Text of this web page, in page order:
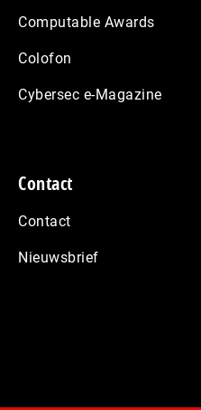
Computable Awards
Colofon
Cybersec e-Magazine
Contact
Contact
Nieuwsbrief